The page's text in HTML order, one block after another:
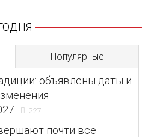
Популярные
объявлены даты и
227
почти все